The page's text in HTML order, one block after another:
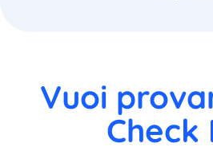
Vuoi
Check